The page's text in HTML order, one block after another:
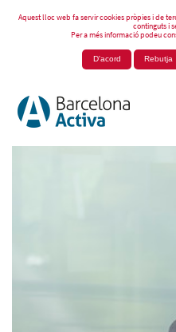
Aquest lloc web fa servir cookies pròpies i de
continguts i
Per a més informació podeu
D'acord Rebutja